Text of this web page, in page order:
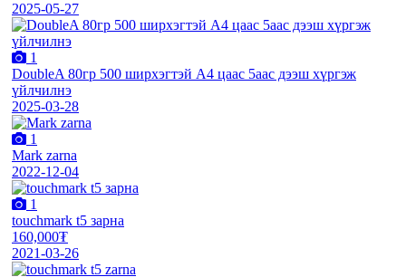
2025-05-27
1
DoubleA 80гр 500 ширхэгтэй А4 цаас 5аас дээш хүргэж
үйлчилнэ
2025-03-28
1
Mark zarna
2022-12-04
1
touchmark t5 зарна
160,000₮
2021-03-26